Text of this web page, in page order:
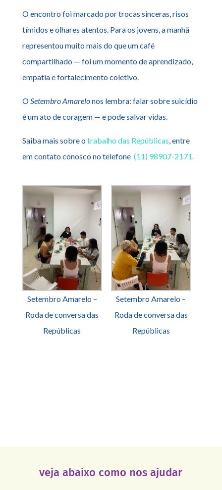
O encontro foi marcado por trocas sinceras, risos
tímidos e olhares atentos. Para os jovens, a manhã
representou muito mais do que um café
compartilhado — foi um momento de aprendizado,
empatia e fortalecimento coletivo.
O Setembro Amarelonos lembra: falar sobre suicídio
é um ato de coragem — e pode salvar vidas.
Saiba mais sobre o trabalho das Repúblicas , entre
em contato conosco no telefone (11) 98907-2171.
Setembro Amarelo –
Roda de conversa das
Repúblicas
Setembro Amarelo –
Roda de conversa das
Repúblicas
veja abaixo como nos ajudar